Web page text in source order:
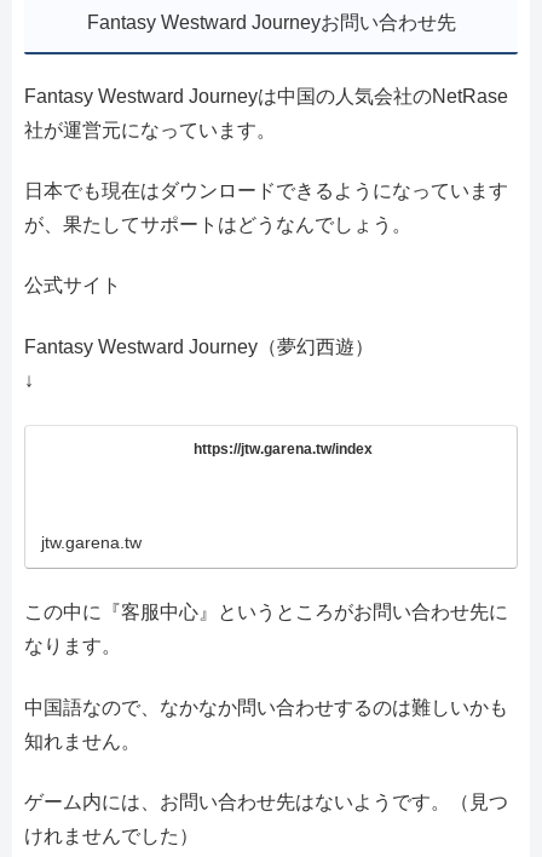
Fantasy Westward Journeyお問い合わせ先
Fantasy Westward Journeyは中国の人気会社のNetRase
社が運営元になっています。
日本でも現在はダウンロードできるようになっています
が、果たしてサポートはどうなんでしょう。
公式サイト
Fantasy Westward Journey（夢幻西遊）
↓
https://jtw.garena.tw/index
jtw.garena.tw
この中に『客服中心』というところがお問い合わせ先に
なります。
中国語なので、なかなか問い合わせするのは難しいかも
知れません。
ゲーム内には、お問い合わせ先はないようです。（見つ
けれませんでした）